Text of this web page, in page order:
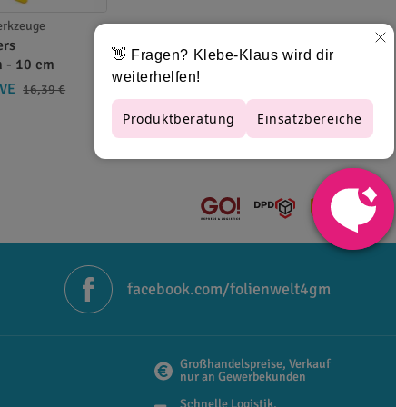
Set kaufen, um für alle
- 10 cm
16,39 €
facebook.com/folienwelt4gm
Großhandelspreise, Verkauf
nur an Gewerbekunden
Schnelle Logistik,